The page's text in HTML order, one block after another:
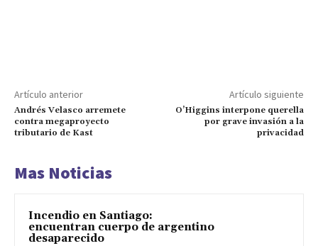
Artículo anterior
Andrés Velasco arremete
contra megaproyecto
tributario de Kast
Artículo siguiente
O’Higgins interpone querella
por grave invasión a la
privacidad
Mas Noticias
Incendio en Santiago:
encuentran cuerpo de argentino
desaparecido